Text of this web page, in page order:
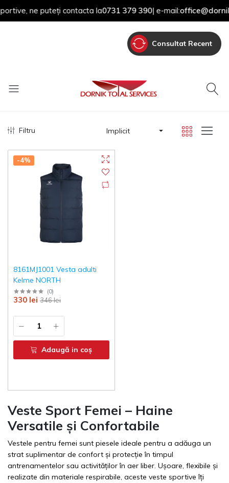
ne puteți contacta la 0731 379 390| e-mail:
Consultat Recent
Filtru Implicit
-4%
8161MJ1001 Vesta adulti
Kelme NORTH
(0)
346 lei
330 lei
Adaugă in coş
Veste Sport Femei – Haine
Versatile și Confortabile
Vestele pentru femei sunt piesele ideale pentru a adăuga un
strat suplimentar de confort și protecție în timpul
antrenamentelor sau activităților în aer liber. Ușoare, flexibile și
realizate din materiale respirabile, aceste veste sportive îți